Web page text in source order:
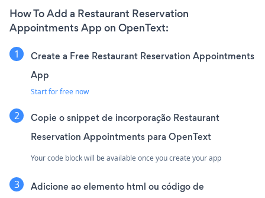
How To Add a Restaurant Reservation
Appointments App on OpenText:
Create a Free Restaurant Reservation Appointments
App
Start for free now
Copie o snippet de incorporação Restaurant
Reservation Appointments para OpenText
Your code block will be available once you create your app
Adicione ao elemento html ou código de